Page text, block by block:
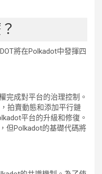
將在Polkadot中發揮四
完成對平台的治理控制。
拍賣動態和添加平行鏈
平台的升級和修復。
但Polkadot的基礎代碼將